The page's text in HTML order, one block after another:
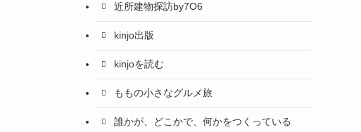
近所建物探訪by7O6
kinjo出版
kinjoを読む
ももの小さなグルメ旅
誰かが、どこかで、何かをつくっている